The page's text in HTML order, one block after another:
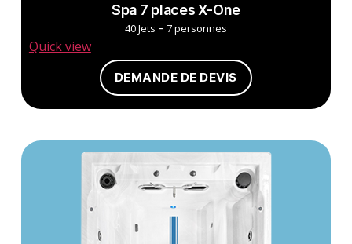
Spa 7 places X-One
40 Jets - 7 personnes
Quick view
DEMANDE DE DEVIS